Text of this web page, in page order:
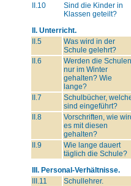
II.10
Sind die Kinder in
Klassen geteilt?
II. Unterricht.
II.5
Was wird in der
Schule gelehrt?
II.6
Werden die Schulen
nur im Winter
gehalten? Wie
lange?
II.7
Schulbücher,
sind eingeführt?
II.8
Vorschriften, wie
es mit diesen
gehalten?
II.9
Wie lange dauert
täglich die Schule?
III. Personal-Verhältnisse.
III.11
Schullehrer.